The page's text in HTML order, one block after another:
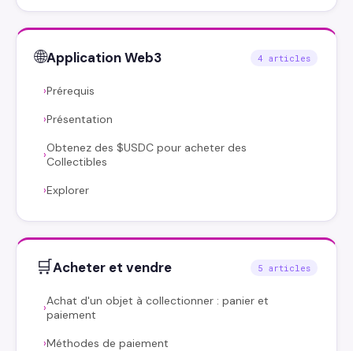
🌐Application Web3 4 articles
›Prérequis
›Présentation
›Obtenez des $USDC pour acheter des
Collectibles
›Explorer
🛒Acheter et vendre 5 articles
›Achat d'un objet à collectionner : panier et
paiement
›Méthodes de paiement